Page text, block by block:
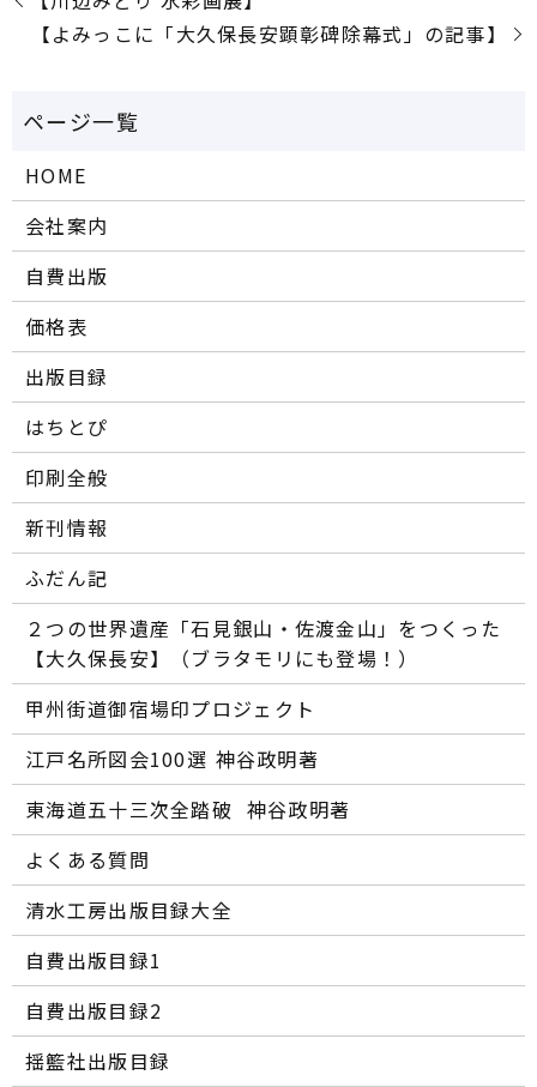
【よみっこに「大久保長安顕彰碑除幕式」の記事】
HOME
会社案内
自費出版
価格表
出版目録
はちとぴ
印刷全般
新刊情報
ふだん記
２つの世界遺産「石見銀山・佐渡金山」をつくった
【大久保長安】（ブラタモリにも登場！）
甲州街道御宿場印プロジェクト
江戸名所図会100選―― 神谷政明著
東海道五十三次全踏破 ―― 神谷政明著
よくある質問
清水工房出版目録大全
自費出版目録1
自費出版目録2
揺籃社出版目録